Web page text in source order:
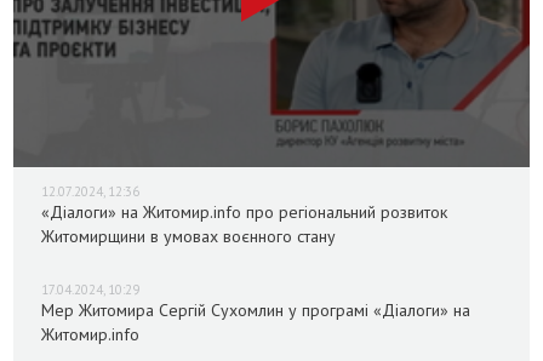
12.07.2024, 12:36
«Діалоги» на Житомир.info про регіональний розвиток
Житомирщини в умовах воєнного стану
17.04.2024, 10:29
Мер Житомира Сергій Сухомлин у програмі «Діалоги» на
Житомир.info